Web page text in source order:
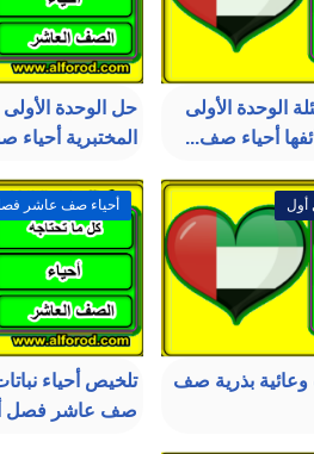
الوحدة الأولى
أحياء صف...
حل الوحدة
المختبرية
أول
وعائية بذرية صف
أحياء صف عاشر
تلخيص أحياء
صف عاشر فصل